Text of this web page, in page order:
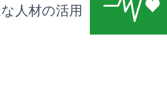
人材の活用